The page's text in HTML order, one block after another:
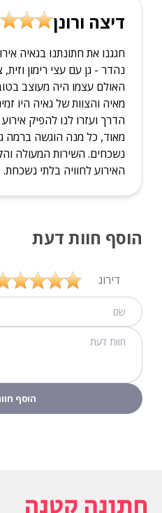
הייתה טעימה ומוגשת באופן
אדיבים ומקצועיים. חתונת
דיצה ורונן
חגגנו את חתונתנו בגאיה
נהדר - גן עם עצי רימון
מאוד, כל מנה הוגשה ברמה
האירוע לחוויה בלתי נשכחת.
הוסף חוות דעת
דירוג